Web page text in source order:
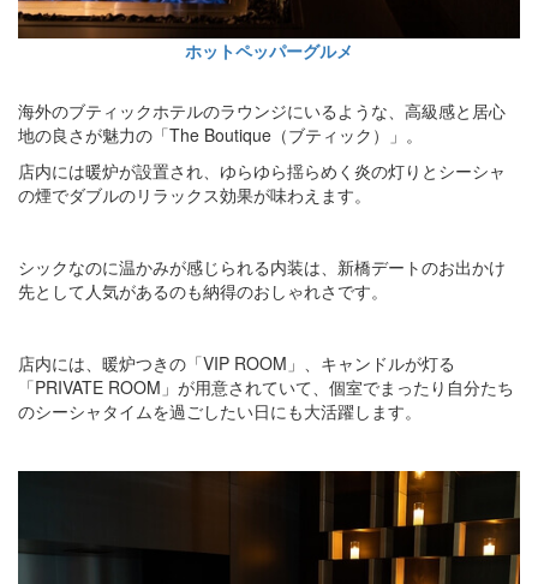
ホットペッパーグルメ
海外のブティックホテルのラウンジにいるような、高級感と居心
地の良さが魅力の「The Boutique（ブティック）」。
店内には暖炉が設置され、ゆらゆら揺らめく炎の灯りとシーシャ
の煙でダブルのリラックス効果が味わえます。
シックなのに温かみが感じられる内装は、新橋デートのお出かけ
先として人気があるのも納得のおしゃれさです。
店内には、暖炉つきの「VIP ROOM」、キャンドルが灯る
「PRIVATE ROOM」が用意されていて、個室でまったり自分たち
のシーシャタイムを過ごしたい日にも大活躍します。